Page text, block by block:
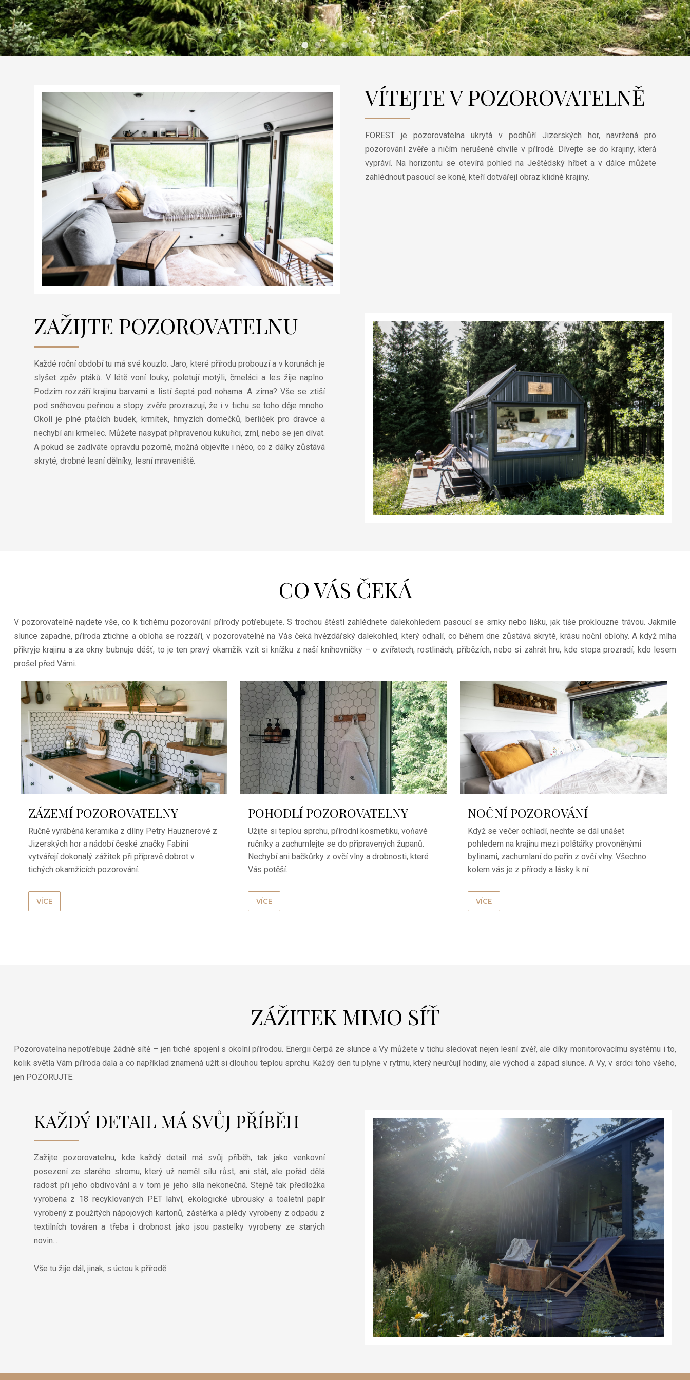
•••••••
VÍTEJTE V POZOROVATELNĚ
FOREST je pozorovatelna ukrytá v podhůří Jizerských hor, navržená pro
pozorování zvěře a ničím nerušené chvíle v přírodě. Dívejte se do krajiny, která
vypráví. Na horizontu se otevírá pohled na Ještědský hřbet a v dálce můžete
zahlédnout pasoucí se koně, kteří dotvářejí obraz klidné krajiny.
ZAŽIJTE POZOROVATELNU
Každé roční období tu má své kouzlo. Jaro, které přírodu probouzí a v korunách je
slyšet zpěv ptáků. V létě voní louky, poletují motýli, čmeláci a les žije naplno.
Podzim rozzáří krajinu barvami a listí šeptá pod nohama. A zima? Vše se ztiší
pod sněhovou peřinou a stopy zvěře prozrazují, že i v tichu se toho děje mnoho.
Okolí je plné ptačích budek, krmítek, hmyzích domečků, berliček pro dravce a
nechybí ani krmelec. Můžete nasypat připravenou kukuřici, zrní, nebo se jen dívat.
A pokud se zadíváte opravdu pozorně, možná objevíte i něco, co z dálky zůstává
skryté, drobné lesní dělníky, lesní mraveniště.
CO VÁS ČEKÁ
V pozorovatelně najdete vše, co k tichému pozorování přírody potřebujete. S trochou štěstí zahlédnete dalekohledem pasoucí se srnky nebo lišku, jak tiše proklouzne trávou. Jakmile
slunce zapadne, příroda ztichne a obloha se rozzáří, v pozorovatelně na Vás čeká hvězdářský dalekohled, který odhalí, co během dne zůstává skryté, krásu noční oblohy. A když mlha
přikryje krajinu a za okny bubnuje déšť, to je ten pravý okamžik vzít si knížku z naší knihovničky – o zvířatech, rostlinách, příbězích, nebo si zahrát hru, kde stopa prozradí, kdo lesem
prošel před Vámi.
ZÁZEMÍ POZOROVATELNY
Ručně vyráběná keramika z dílny Petry Hauznerové z
Jizerských hor a nádobí české značky Fabini
vytvářejí dokonalý zážitek při přípravě dobrot v
tichých okamžicích pozorování.
VÍCE
POHODLÍ POZOROVATELNY
Užijte si teplou sprchu, přírodní kosmetiku, voňavé
ručníky a zachumlejte se do připravených županů.
Nechybí ani bačkůrky z ovčí vlny a drobnosti, které
Vás potěší.
VÍCE
NOČNÍ POZOROVÁNÍ
Když se večer ochladí, nechte se dál unášet
pohledem na krajinu mezi polštářky provoněnými
bylinami, zachumlaní do peřin z ovčí vlny. Všechno
kolem vás je z přírody a lásky k ní.
VÍCE
ZÁŽITEK MIMO SÍŤ
Pozorovatelna nepotřebuje žádné sítě – jen tiché spojení s okolní přírodou. Energii čerpá ze slunce a Vy můžete v tichu sledovat nejen lesní zvěř, ale díky monitorovacímu systému i to,
kolik světla Vám příroda dala a co například znamená užít si dlouhou teplou sprchu. Každý den tu plyne v rytmu, který neurčují hodiny, ale východ a západ slunce. A Vy, v srdci toho všeho,
jen POZORUJTE.
KAŽDÝ DETAIL MÁ SVŮJ PŘÍBĚH
Zažijte pozorovatelnu, kde každý detail má svůj příběh, tak jako venkovní
posezení ze starého stromu, který už neměl sílu růst, ani stát, ale pořád dělá
radost při jeho obdivování a v tom je jeho síla nekonečná. Stejně tak předložka
vyrobena z 18 recyklovaných PET lahví, ekologické ubrousky a toaletní papír
vyrobený z použitých nápojových kartonů, zástěrka a plédy vyrobeny z odpadu z
textilních továren a třeba i drobnost jako jsou pastelky vyrobeny ze starých
novin...
Vše tu žije dál, jinak, s úctou k přírodě.